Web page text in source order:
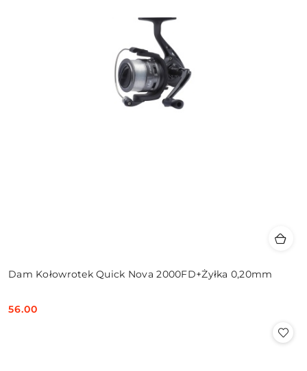
Dam Kołowrotek Quick Nova 2000FD+Żyłka 0,20mm
Cena:
56.00